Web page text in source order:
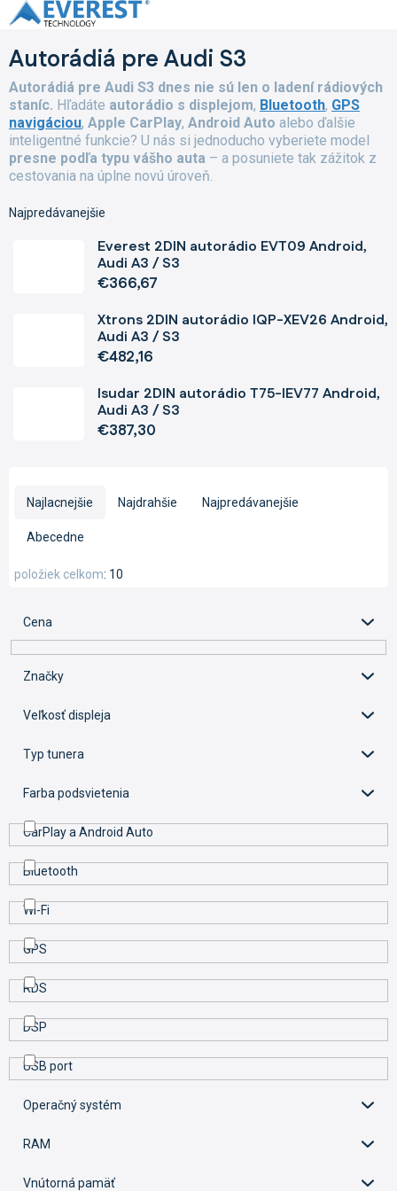
Prejsť
na
Autorádiá pre Audi S3
Autorádiá pre Audi S3 dnes nie sú len o ladení rádiových
staníc. Hľadáte autorádio s displejom, Bluetooth, GPS
navigáciou, Apple CarPlay, Android Auto alebo ďalšie
inteligentné funkcie? U nás si jednoducho vyberiete model
presne podľa typu vášho auta – a posuniete tak zážitok z
cestovania na úplne novú úroveň.
Najpredávanejšie
Everest 2DIN autorádio EVT09 Android,
Audi A3 / S3
€366,67
Xtrons 2DIN autorádio IQP-XEV26 Android,
Audi A3 / S3
€482,16
Isudar 2DIN autorádio T75-IEV77 Android,
Audi A3 / S3
€387,30
i
p
r
o
d
o
Najlacnejšie Najdrahšie Najpredávanejšie
Abecedne
10
položiek celkom
Cena
Značky
Veľkosť displeja
Typ tunera
Farba podsvietenia
CarPlay a Android Auto
Bluetooth
Wi-Fi
GPS
RDS
DSP
USB port
Operačný systém
RAM
Vnútorná pamäť